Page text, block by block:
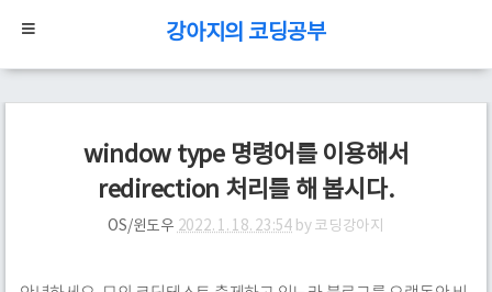
강아지의 코딩공부
window type 명령어를 이용해서
redirection 처리를 해 봅시다.
OS/윈도우 2022. 1. 18. 23:54 by코딩강아지